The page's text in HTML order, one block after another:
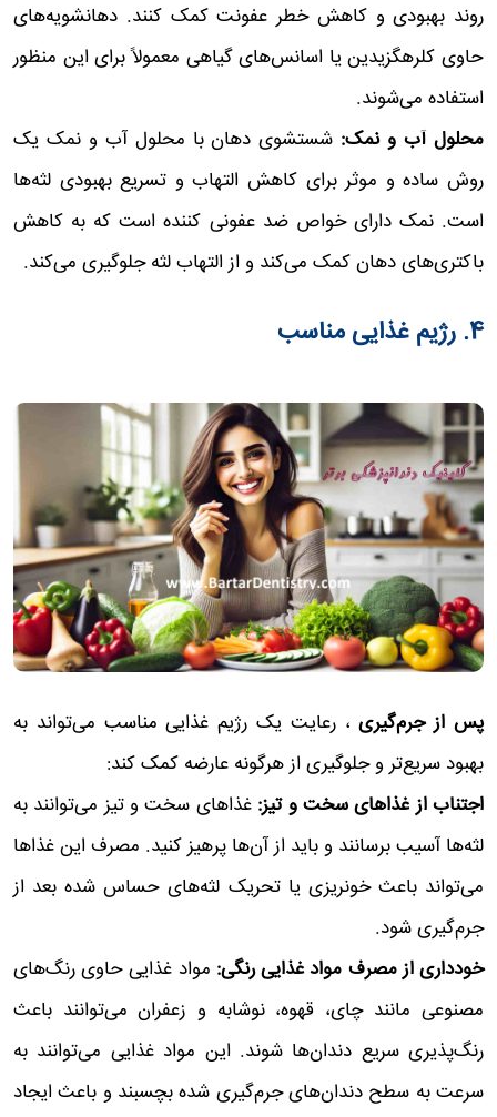
روند بهبودی و کاهش خطر عفونت کمک کنند. دهانشویه‌های
حاوی کلرهگزیدین یا اسانس‌های گیاهی معمولاً برای این منظور
استفاده می‌شوند.
محلول آب و نمک: شستشوی دهان با محلول آب و نمک یک
روش ساده و موثر برای کاهش التهاب و تسریع بهبودی لثه‌ها
است. نمک دارای خواص ضد عفونی کننده است که به کاهش
باکتری‌های دهان کمک می‌کند و از التهاب لثه جلوگیری می‌کند.
4. رژیم غذایی مناسب
پس از جرم‌گیری ، رعایت یک رژیم غذایی مناسب می‌تواند به
بهبود سریع‌تر و جلوگیری از هرگونه عارضه کمک کند:
اجتناب از غذاهای سخت و تیز:غذاهای سخت و تیز می‌توانند به
لثه‌ها آسیب برسانند و باید از آن‌ها پرهیز کنید. مصرف این غذاها
می‌تواند باعث خونریزی یا تحریک لثه‌های حساس شده بعد از
جرم‌گیری شود.
خودداری از مصرف مواد غذایی رنگی: مواد غذایی حاوی رنگ‌های
مصنوعی مانند چای، قهوه، نوشابه و زعفران می‌توانند باعث
رنگ‌پذیری سریع دندان‌ها شوند. این مواد غذایی می‌توانند به
سرعت به سطح دندان‌های جرم‌گیری شده بچسبند و باعث ایجاد